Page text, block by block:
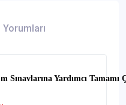
Yorumları
Yardımcı